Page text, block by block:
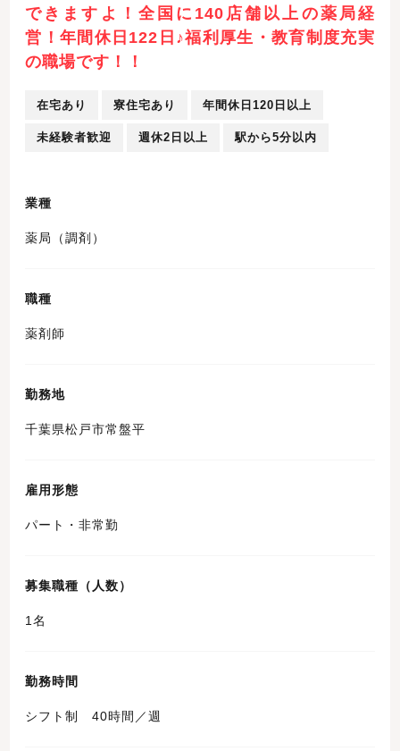
できますよ！全国に140店舗以上の薬局経
営！年間休日122日♪福利厚生・教育制度充実
の職場です！！
在宅あり 寮住宅あり 年間休日120日以上
未経験者歓迎 週休2日以上 駅から5分以内
業種
薬局（調剤）
職種
薬剤師
勤務地
千葉県松戸市常盤平
雇用形態
パート・非常勤
募集職種（人数）
1名
勤務時間
シフト制 40時間／週